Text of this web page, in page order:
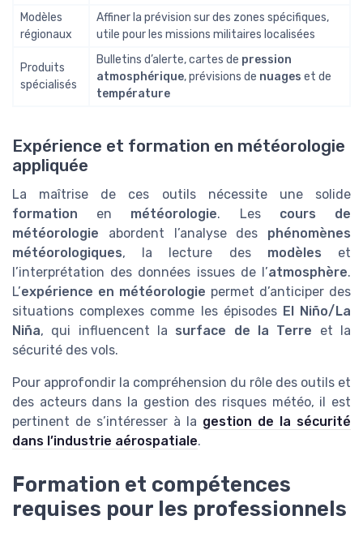
Modèles
régionaux
Affiner la prévision sur des zones spécifiques,
utile pour les missions militaires localisées
Produits
spécialisés
Bulletins d’alerte, cartes de pression
atmosphérique, prévisions de nuages et de
température
Expérience et formation en météorologie
appliquée
La maîtrise de ces outils nécessite une solide
formation en météorologie. Les cours de
météorologie abordent l’analyse des phénomènes
météorologiques, la lecture des modèles et
l’interprétation des données issues de l’atmosphère.
L’expérience en météorologie permet d’anticiper des
situations complexes comme les épisodes El Niño/La
Niña, qui influencent la surface de la Terre et la
sécurité des vols.
Pour approfondir la compréhension du rôle des outils et
des acteurs dans la gestion des risques météo, il est
pertinent de s’intéresser à la gestion de la sécurité
dans l’industrie aérospatiale.
Formation et compétences
requises pour les professionnels